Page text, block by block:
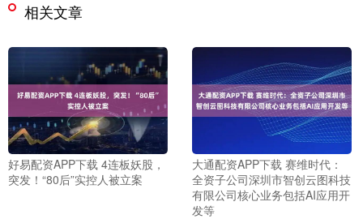
相关文章
好易配资APP下载 4连板妖股，
突发！“80后”实控人被立案
大通配资APP下载 赛维时代：
全资子公司深圳市智创云图科技
有限公司核心业务包括AI应用开
发等